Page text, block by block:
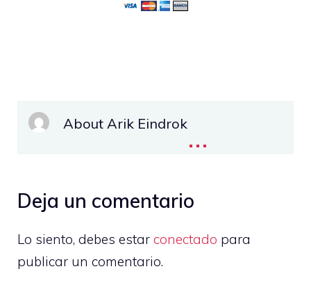
About Arik Eindrok...
Deja un comentario
Lo siento, debes estar conectado para
publicar un comentario.